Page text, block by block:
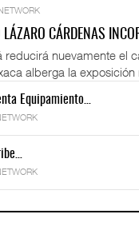
LÁZARO CÁRDENAS
nuevamente el
alberga la exposición
Equipamiento…